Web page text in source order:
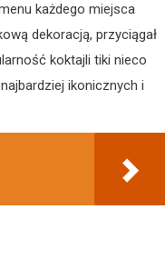
każdego miejsca
dekoracją, przyciągał
koktajli tiki nieco
ikonicznych i